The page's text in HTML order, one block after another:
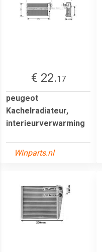
€ 22.17
peugeot
Kachelradiateur,
interieurverwarming
Winparts.nl